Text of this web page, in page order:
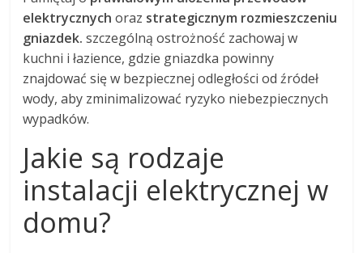
elektrycznych oraz strategicznym rozmieszczeniu
gniazdek. szczególną ostrożność zachowaj w
kuchni i łazience, gdzie gniazdka powinny
znajdować się w bezpiecznej odległości od źródeł
wody, aby zminimalizować ryzyko niebezpiecznych
wypadków.
Jakie są rodzaje
instalacji elektrycznej w
domu?